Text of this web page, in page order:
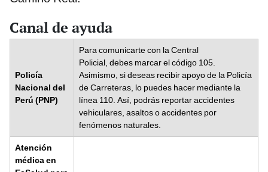
Canal de ayuda
Policía
Nacional del
Perú (PNP)
Para comunicarte con la Central
Policial, debes marcar el código 105.
Asimismo, si deseas recibir apoyo de la Policía
de Carreteras, lo puedes hacer mediante la
línea 110. Así, podrás reportar accidentes
vehiculares, asaltos o accidentes por
fenómenos naturales.
Atención
médica en